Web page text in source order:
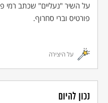
על השיר "נעליים" שכתב רמי
פורטיס וברי סחרוף.
על היצירה
נכון להיום